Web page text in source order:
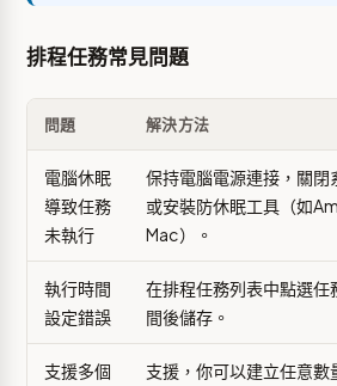
排程任務常見問題
問題 解決方法
電腦休眠
導致任務
未執行
保持電腦電源連接，關閉
或安裝防休眠工具（如
Mac）。
執行時間
設定錯誤
在排程任務列表中點選任
間後儲存。
支援多個
支援，你可以建立任意數